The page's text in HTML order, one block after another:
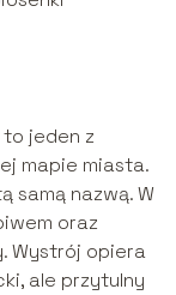
jeden z
mapie miasta.
samą nazwą. W
oraz
Wystrój opiera
ale przytulny